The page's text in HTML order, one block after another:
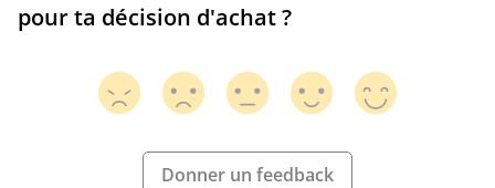
pour ta décision d'achat ?
Donner un feedback